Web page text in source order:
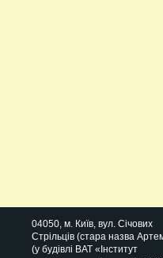
04050, м. Київ, вул. Січових
Стрільців (стара назва
(у будівлі ВАТ «Інститут